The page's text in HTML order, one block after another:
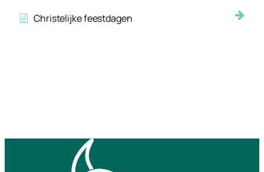
Christelijke feestdagen